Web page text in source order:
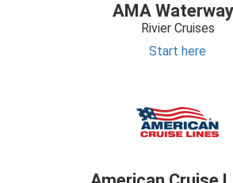
AMA
Rivier Cruises
Start here